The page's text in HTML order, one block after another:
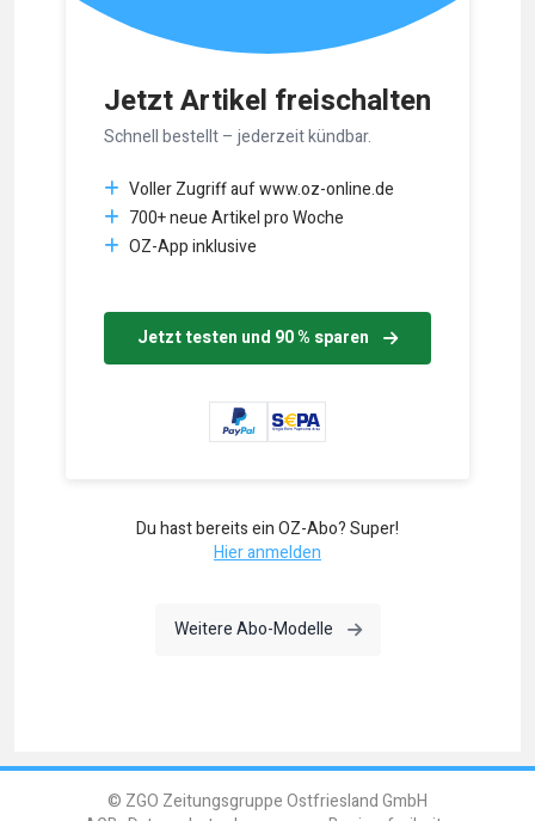
Jetzt Artikel freischalten
Schnell bestellt – jederzeit kündbar.
Voller Zugriff auf www.oz-online.de
700+ neue Artikel pro Woche
OZ-App inklusive
Jetzt testen und 90 % sparen
Du hast bereits ein OZ-Abo? Super!
Hier anmelden
Weitere Abo-Modelle
© ZGO Zeitungsgruppe Ostfriesland GmbH